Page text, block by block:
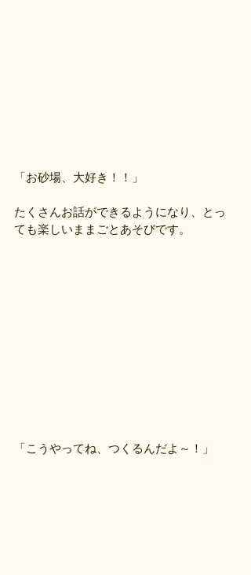
「お砂場、大好き！！」
たくさんお話ができるようになり、とっ
ても楽しいままごとあそびです。
「こうやってね、つくるんだよ～！」